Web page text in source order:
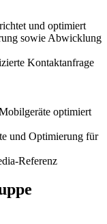
und optimiert
sowie Abwicklung
Kontaktanfrage
optimiert
und Optimierung für